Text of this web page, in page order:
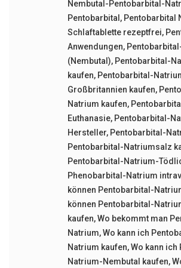
Nembutal-Pentobarbital-
Pentobarbital , Pentobarbital
Schlaftablette rezeptfrei,
Anwendungen,
(Nembutal), Pentobarbital-
kaufen, Pentobarbital-
Großbritannien kaufen,
Natrium kaufen,
Euthanasie, Pentobarbital-
Hersteller, Pentobarbital-
Pentobarbital-Natriumsalz
Pentobarbital-Natrium-
Phenobarbital-Natrium
können Pentobarbital-
können Pentobarbital-
kaufen,Wo bekommt man
Natrium,Wo kann ich
Natrium kaufen,Wo kann ich
Natrium-Nembutal kaufen,